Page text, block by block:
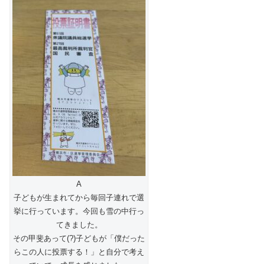
A
子どもが生まれてから毎回子連れで選
挙に行っています。今回も雪の中行っ
てきました。
その甲斐あって(?)子どもが「僕だった
らこの人に投票する！」と自分で考え